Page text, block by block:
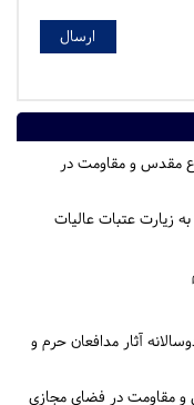
مقدس و مقاومت در
زیارت عتبات عالیات
آثار مدافعان حرم و
و مقاومت در فضای مجازی